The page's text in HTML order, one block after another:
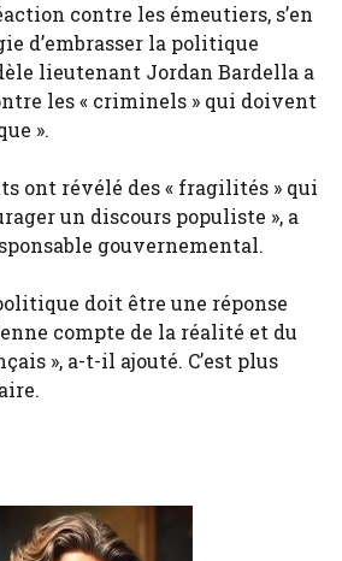
contre les émeutiers, s’en
d’embrasser la politique
lieutenant Jordan Bardella a
les « criminels » qui doivent
».
ont révélé des « fragilités » qui
un discours populiste », a
gouvernemental.
doit être une réponse
compte de la réalité et du
», a-t-il ajouté. C’est plus